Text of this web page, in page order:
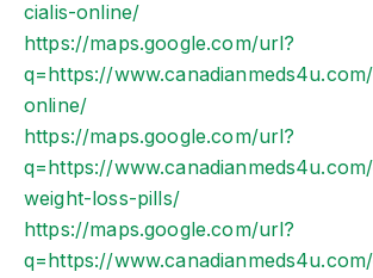
cialis-online/
https://maps.google.com/url?
q=https://
online/
https://maps.google.com/url?
q=https://
weight-loss-pills/
https://maps.google.com/url?
q=https://